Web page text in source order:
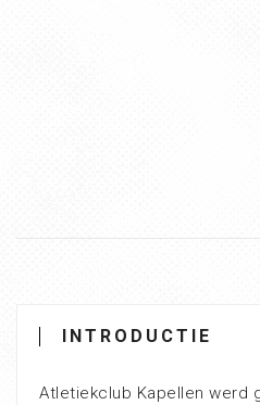
INTRODUCTIE
Atletiekclub Kapellen werd